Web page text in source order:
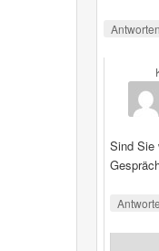
Antworten
Sind Sie